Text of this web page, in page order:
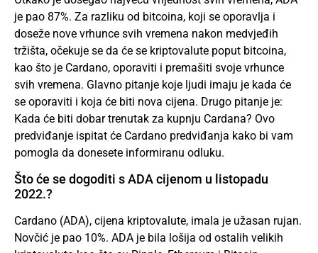
je pao 87%. Za razliku od bitcoina, koji se oporavlja i
doseže nove vrhunce svih vremena nakon medvjeđih
tržišta, očekuje se da će se kriptovalute poput bitcoina,
kao što je Cardano, oporaviti i premašiti svoje vrhunce
svih vremena. Glavno pitanje koje ljudi imaju je kada će
se oporaviti i koja će biti nova cijena. Drugo pitanje je:
Kada će biti dobar trenutak za kupnju Cardana? Ovo
predviđanje ispitat će Cardano predviđanja kako bi vam
pomogla da donesete informiranu odluku.
Što će se dogoditi s ADA cijenom u listopadu
2022.?
Cardano (ADA), cijena kriptovalute, imala je užasan rujan.
Novčić je pao 10%. ADA je bila lošija od ostalih velikih